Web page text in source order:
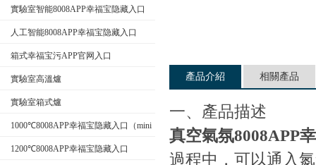
實驗室智能8008APP幸福宝隐藏入口
人工智能8008APP幸福宝隐藏入口
箱式幸福宝污APP官网入口
實驗室高溫爐
實驗室箱式爐
1000℃8008APP幸福宝隐藏入口（mini
型）1200℃8008APP幸福宝隐藏入口
產品介紹 相關產品
一、產品描述
真空氣氛8008APP
過程中，可以通入氮